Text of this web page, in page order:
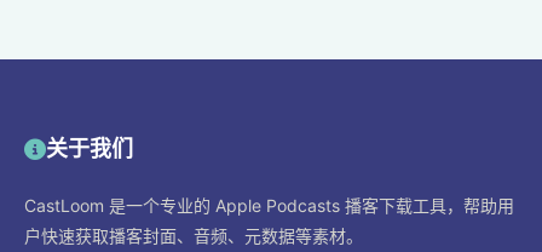
关于我们
CastLoom 是一个专业的 Apple Podcasts 播客下载工具，帮助用
户快速获取播客封面、音频、元数据等素材。